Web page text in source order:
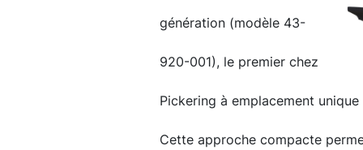
génération (modèle 43-
920-001), le premier chez
Pickering à emplacement
Cette approche compacte